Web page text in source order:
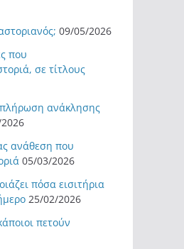
09/05/2026
που
σε τίτλους
ανάκλησης
ανάθεση που
05/03/2026
πόσα εισιτήρια
25/02/2026
πετούν